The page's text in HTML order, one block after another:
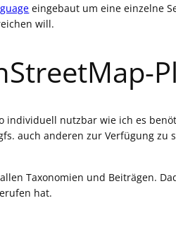
eingebaut um eine einzelne
will.
nutzbar wie ich es
auch anderen zur Verfügung zu
Taxonomien und Beiträgen.
hat.